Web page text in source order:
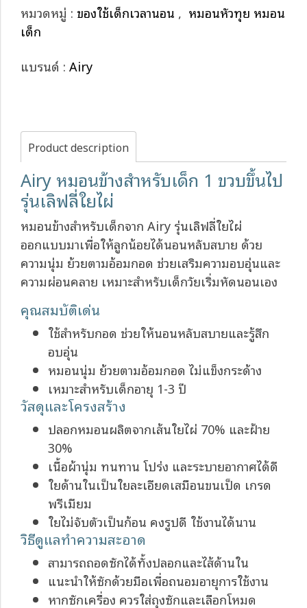
หมวดหมู่ : ของใช้เด็กเวลานอน , หมอนหัวทุย หมอน
เด็ก
แบรนด์ : Airy
Product description
Airy หมอนข้างสำหรับเด็ก 1 ขวบขึ้นไป
รุ่นเลิฟลี่ใยไผ่
หมอนข้างสำหรับเด็กจาก Airy รุ่นเลิฟลี่ใยไผ่
ออกแบบมาเพื่อให้ลูกน้อยได้นอนหลับสบาย ด้วย
ความนุ่ม ย้วยตามอ้อมกอด ช่วยเสริมความอบอุ่นและ
ความผ่อนคลาย เหมาะสำหรับเด็กวัยเริ่มหัดนอนเอง
คุณสมบัติเด่น
ใช้สำหรับกอด ช่วยให้นอนหลับสบายและรู้สึก
อบอุ่น
หมอนนุ่ม ย้วยตามอ้อมกอด ไม่แข็งกระด้าง
เหมาะสำหรับเด็กอายุ 1-3 ปี
วัสดุและโครงสร้าง
ปลอกหมอนผลิตจากเส้นใยไผ่ 70% และฝ้าย
30%
เนื้อผ้านุ่ม ทนทาน โปร่ง และระบายอากาศได้ดี
ใยด้านในเป็นใยละเอียดเสมือนขนเป็ด เกรด
พรีเมียม
ใยไม่จับตัวเป็นก้อน คงรูปดี ใช้งานได้นาน
วิธีดูแลทำความสะอาด
สามารถถอดซักได้ทั้งปลอกและไส้ด้านใน
แนะนำให้ซักด้วยมือเพื่อถนอมอายุการใช้งาน
หากซักเครื่อง ควรใส่ถุงซักและเลือกโหมด